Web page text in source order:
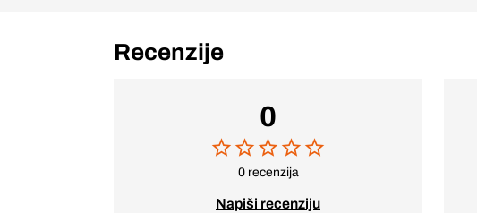
Recenzije
0
0 recenzija
Napiši recenziju